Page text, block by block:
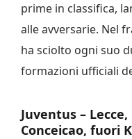
prime in classifica,
alle avversarie. Nel
ha sciolto ogni suo
formazioni ufficiali
Juventus –
Conceicao, fuori